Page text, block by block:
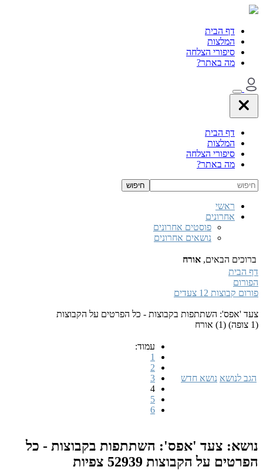
דף הבית
המלצות
סיפורי הצלחה
מה באתר?
דף הבית
המלצות
סיפורי הצלחה
מה באתר?
ראשי
אחרונים
פוסטים אחרונים
נושאים אחרונים
ברוכים הבאים, אורח
דף הבית
הפורום
פורום קבוצות 12 צעדים
צעד 'אפס': השתתפות בקבוצות - כל הפרטים על הקבוצות
(1 צופה) (1) אורח
הגב לנושא נושא חדש
עמוד:
1
2
3
4
5
6
נושא: צעד 'אפס': השתתפות בקבוצות - כל
הפרטים על הקבוצות 52939 צפיות